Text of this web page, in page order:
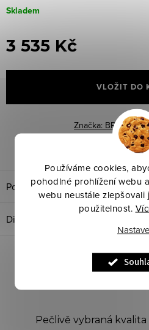
Používáme cookies,
pohodlné prohlížení webu
webu neustále zlepšovali
použitelnost.
Skladem
3 535 Kč
cena:
VLOŽIT DO
Značka: BR Kód
Dotaz k
Popis produktu
Diskuze
Pečlivě vybraná kvalita